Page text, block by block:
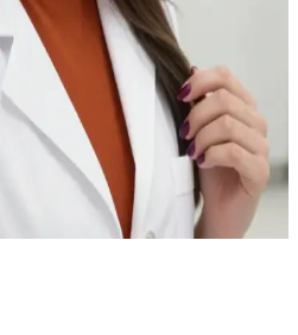
клініці й потайки
гігієни, поки
і дозволяє тобі
як ти кажеш "Ой", і кличе
що читаєш книжку. Тобі
підозри.\n\nЩо ти